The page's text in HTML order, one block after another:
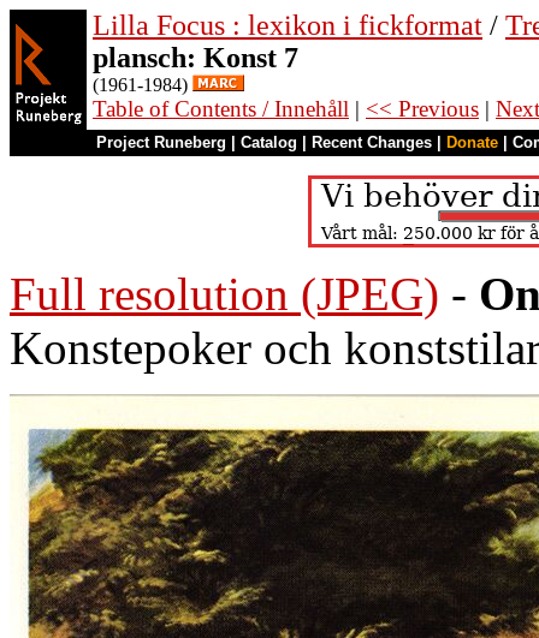
Lilla Focus : lexikon i fickformat /
plansch: Konst 7
(1961-1984)
Table of Contents / Innehåll | << Previous |
Project Runeberg Catalog Recent Changes Donate
Full resolution (JPEG) -
Konstepoker och